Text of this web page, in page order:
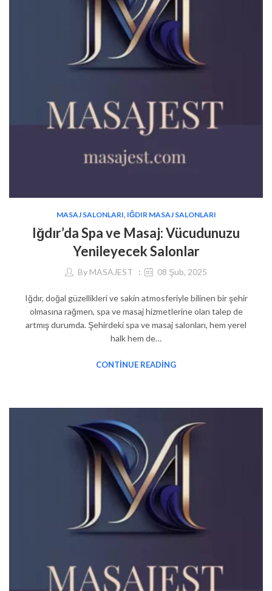
MASAJ SALONLARI IĞDIR MASAJ SALONLARI
Iğdır’da Spa ve Masaj: Vücudunuzu
Yenileyecek Salonlar
By MASAJEST 08 Şub, 2025
Iğdır, doğal güzellikleri ve sakin atmosferiyle bilinen bir şehir
olmasına rağmen, spa ve masaj hizmetlerine olan talep de
artmış durumda. Şehirdeki spa ve masaj salonları, hem yerel
halk hem de…
CONTINUE READING